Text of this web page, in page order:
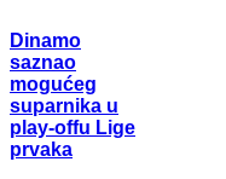
Dinamo
saznao
mogućeg
suparnika u
play-offu Lige
prvaka